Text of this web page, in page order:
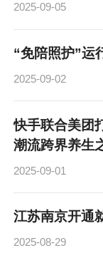
2025-09-05
“免陪照护”运
2025-09-02
快手联合美团
潮流跨界养生
2025-09-01
江苏南京开通
2025-08-29